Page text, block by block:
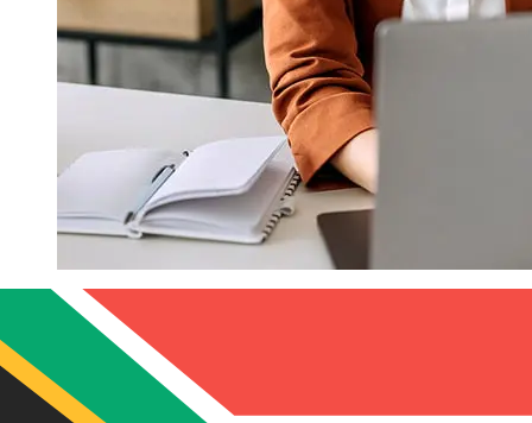
¿Qué tan rápido es un Autoritat
Financera EUR para ZAR
transferencia?